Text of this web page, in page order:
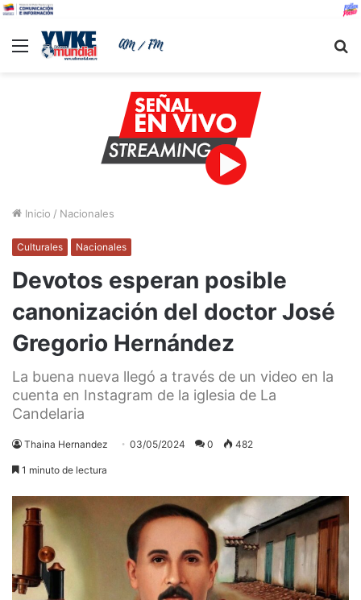
Menu
Inicio / Nacionales
Culturales Nacionales
Devotos esperan posible
canonización del doctor José
Gregorio Hernández
La buena nueva llegó a través de un video en la
cuenta en Instagram de la iglesia de La
Candelaria
Thaina Hernandez 03/05/2024 0 482
1 minuto de lectura